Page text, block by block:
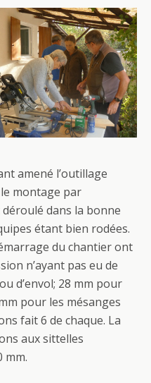
amené l’outillage
montage par
déroulé dans la bonne
étant bien rodées.
du chantier ont
n’ayant pas eu de
d’envol; 28 mm pour
pour les mésanges
fait 6 de chaque. La
aux sittelles
mm.